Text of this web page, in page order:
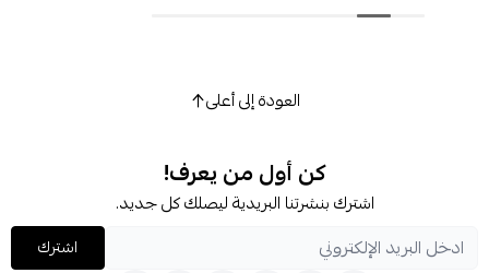
العودة إلى أعلى
كن أول من يعرف!
اشترك بنشرتنا البريدية ليصلك كل جديد.
اشترك